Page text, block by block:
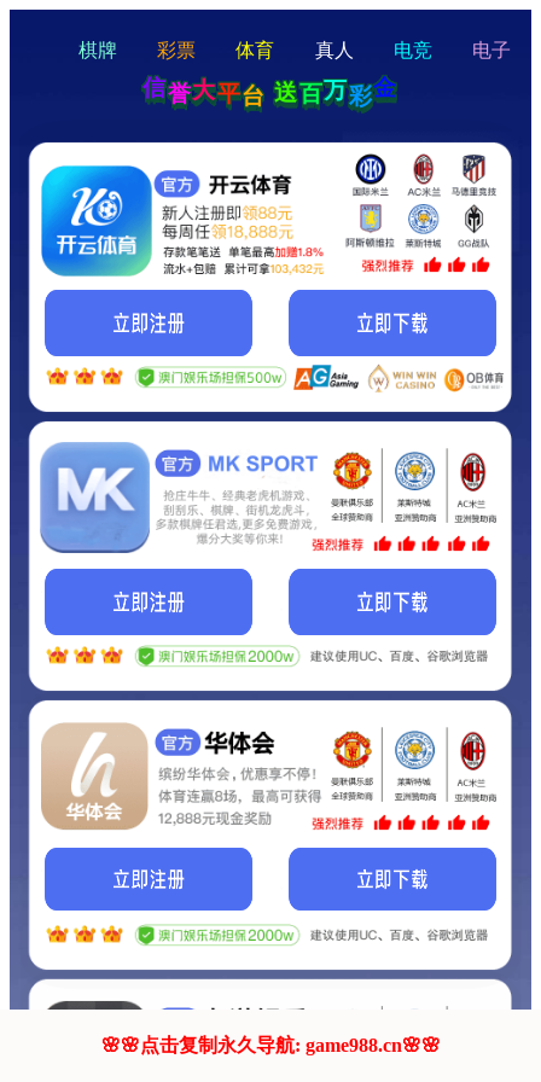
hello
Hey Guys!
我们即将上线啦...
我们的网站正在建设.
它将是非常棒的网站.
联系我们!